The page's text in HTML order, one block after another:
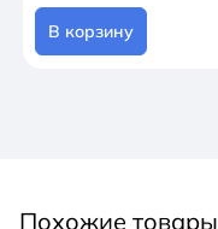
В корзину
Похожие товары